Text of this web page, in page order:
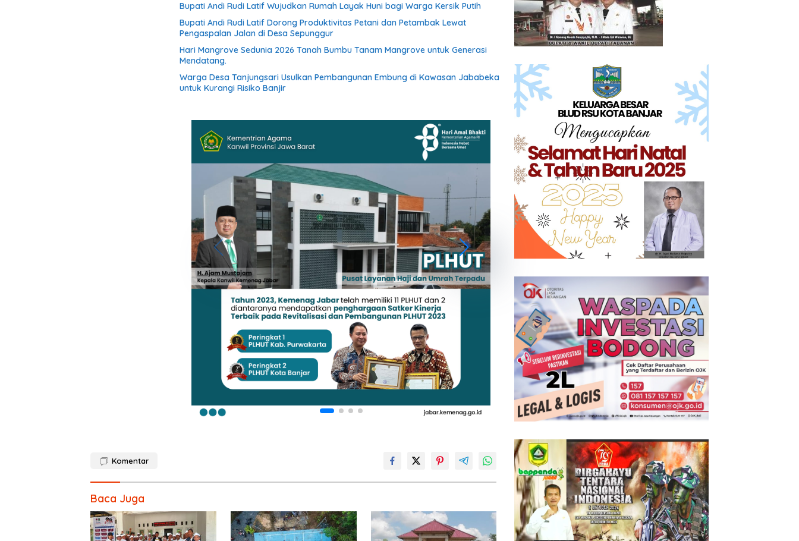
Bupati Andi Rudi Latif Wujudkan Rumah Layak Huni bagi Warga Kersik Putih
Bupati Andi Rudi Latif Dorong Produktivitas Petani dan Petambak Lewat
Pengaspalan Jalan di Desa Sepunggur
Hari Mangrove Sedunia 2026 Tanah Bumbu Tanam Mangrove untuk Generasi
Mendatang.
Warga Desa Tanjungsari Usulkan Pembangunan Embung di Kawasan Jababeka
untuk Kurangi Risiko Banjir
Komentar
Baca Juga